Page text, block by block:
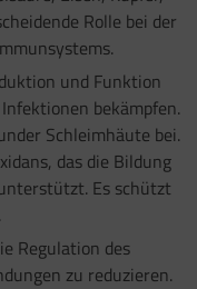
Rolle bei der
und Funktion
bekämpfen.
Schleimhäute bei.
das die Bildung
Es schützt
Regulation des
zu reduzieren.